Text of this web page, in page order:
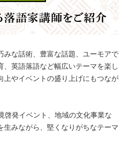
な話術、豊富な話題、ユーモアで
英語落語など幅広いテーマを楽し
上やイベントの盛り上げにもつなが
啓発イベント、地域の文化事業な
みながら、堅くなりがちなテーマ